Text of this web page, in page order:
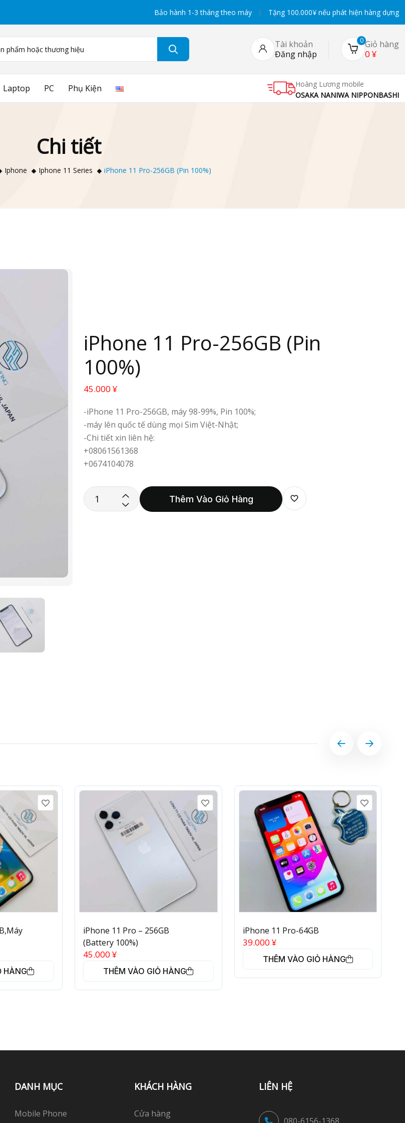
Bảo hành 1-3 tháng theo máy Tặng 100.000¥ nếu phát hiện hàng dựng
Tài khoản
Đăng nhập
0 Giỏ hàng
0 ¥
Laptop PC Phụ Kiện
Hoàng Lương mobile
OSAKA NANIWA NIPPONBASHI
Chi tiết
Iphone Iphone 11 Series iPhone 11 Pro-256GB (Pin 100%)
iPhone 11 Pro-256GB (Pin
100%)
45.000 ¥
-iPhone 11 Pro-256GB, máy 98-99%, Pin 100%;
-máy lên quốc tế dùng mọi Sim Việt-Nhật;
-Chi tiết xin liên hệ:
+08061561368
+0674104078
Thêm Vào Giỏ Hàng
HÀNG
iPhone 11 Pro – 256GB
(Battery 100%)
45.000 ¥
THÊM VÀO GIỎ HÀNG
iPhone 11 Pro-64GB
39.000 ¥
THÊM VÀO GIỎ HÀNG
DANH MỤC
Mobile Phone
KHÁCH HÀNG
Cửa hàng
LIÊN HỆ